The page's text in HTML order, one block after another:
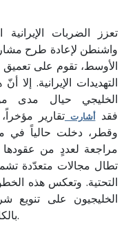
تعزز الضربات
واشنطن لإعادة طرح
الأوسط، تقوم على تعميق
التهديدات الإيرانية.
الخليجي حيال مدى
فقدأشارت تقارير
وقطر، دخلت حالياً في
مراجعة لعددٍ من عقودها
تطال مجالات متعدّدة
التحتية. وتعكس هذه
الخليجيون على تنويع
بالكامل على شريك واحد لضمان أمن دولهم.